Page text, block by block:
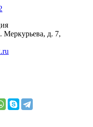
Меркурьева, д. 7,